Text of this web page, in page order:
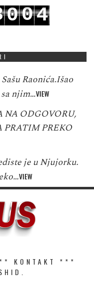
004
Raonića.Išao
njim…VIEW
NA ODGOVORU,
PRATIM PREKO
je u Njujorku.
VIEW
KONTAKT
***